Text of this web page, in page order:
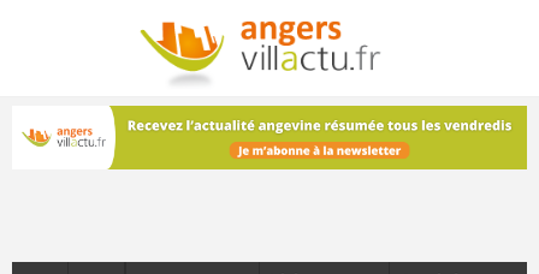
NEWSLETTER
Les dernières actualités d'Angers, chaque vendredi dans
votre boîte e-mail